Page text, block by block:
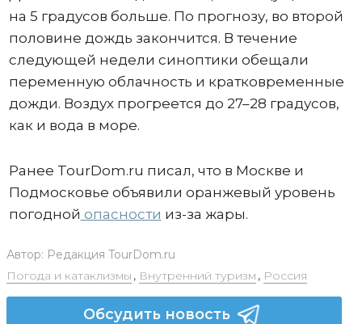
на 5 градусов больше. По прогнозу, во второй
половине дождь закончится. В течение
следующей недели синоптики обещали
переменную облачность и кратковременные
дожди. Воздух прогреется до 27–28 градусов,
как и вода в море.
Ранее TourDom.ru писал, что в Москве и
Подмосковье объявили оранжевый уровень
погодной опасности из-за жары.
Автор: Редакция TourDom.ru
Погода и катаклизмы , Внутренний туризм , Россия
Обсудить новость